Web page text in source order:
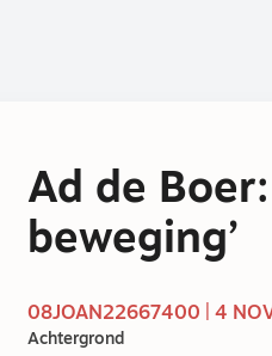
Ad de
beweging’
08JOAN22667400 | 4
Achtergrond